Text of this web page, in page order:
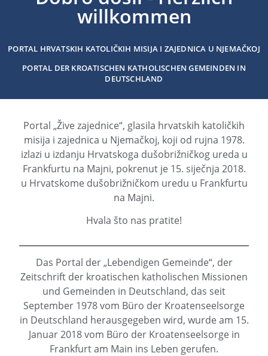
willkommen
PORTAL HRVATSKIH KATOLIČKIH MISIJA I ZAJEDNICA U NJEMAČKOJ
PORTAL DER KROATISCHEN KATHOLISCHEN GEMEINDEN IN
DEUTSCHLAND
Portal „Žive zajednice“, glasila hrvatskih katoličkih
misija i zajednica u Njemačkoj, koji od rujna 1978.
izlazi u izdanju Hrvatskoga dušobrižničkog ureda u
Frankfurtu na Majni, pokrenut je 15. siječnja 2018.
u Hrvatskome dušobrižničkom uredu u Frankfurtu
na Majni.
Hvala što nas pratite!
Das Portal der „Lebendigen Gemeinde“, der
Zeitschrift der kroatischen katholischen Missionen
und Gemeinden in Deutschland, das seit
September 1978 vom Büro der Kroatenseelsorge
in Deutschland herausgegeben wird, wurde am 15.
Januar 2018 vom Büro der Kroatenseelsorge in
Frankfurt am Main ins Leben gerufen.